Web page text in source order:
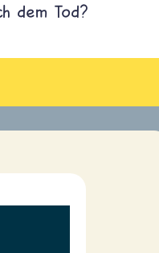
dem Tod?